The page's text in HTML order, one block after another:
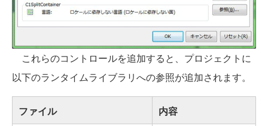
これらのコントロールを追加すると、プロジェクトに
以下のランタイムライブラリへの参照が追加されます。
ファイル 内容